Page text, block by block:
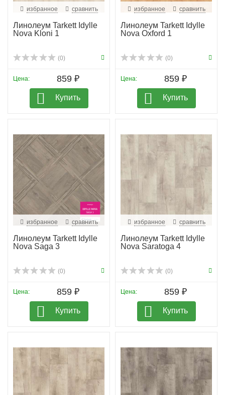
избранное сравнить
Линолеум Tarkett Idylle
Nova Kloni 1
(0)
Цена: 859 ₽
Купить
избранное сравнить
Линолеум Tarkett Idylle
Nova Oxford 1
(0)
Цена: 859 ₽
Купить
избранное сравнить
Линолеум Tarkett Idylle
Nova Saga 3
(0)
Цена: 859 ₽
Купить
избранное сравнить
Линолеум Tarkett Idylle
Nova Saratoga 4
(0)
Цена: 859 ₽
Купить